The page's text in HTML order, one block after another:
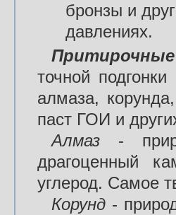
бронзы и
давлениях.
точной
алмаза,
паст ГОИ и
Алмаз -
драгоценный
углерод. Самое
Корунд -